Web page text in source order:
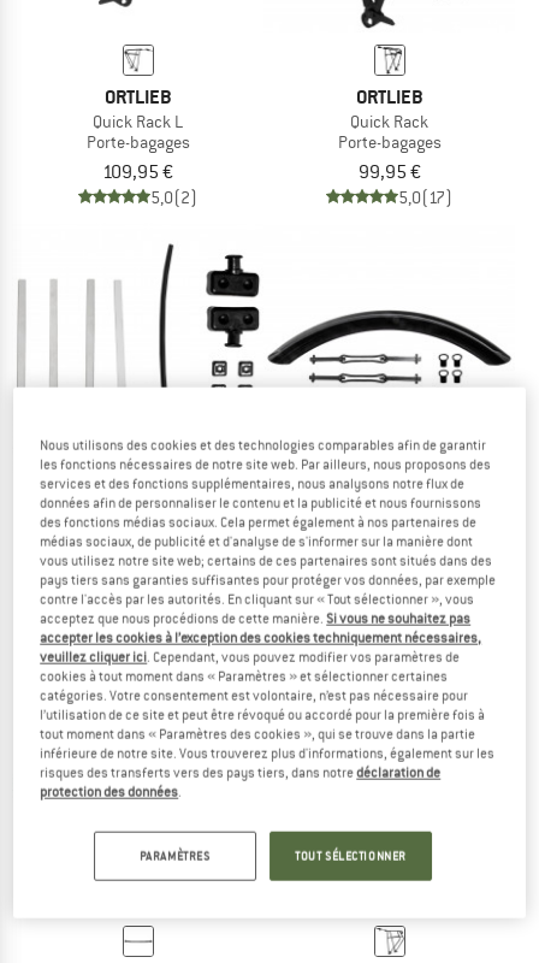
ORTLIEB
Quick Rack L
Porte-bagages
109,95 €
5,0(2)
ORTLIEB
Quick Rack
Porte-bagages
99,95 €
5,0(17)
ORTLIEB
Quick Rack Seat Stay Adapter
Porte-bagages
15,95 €
4,7(3)
ORTLIEB
Quick Rack Mudguard
Porte-bagages
20,95 €
3,7(3)
Nous utilisons des cookies et des technologies comparables afin de garantir
les fonctions nécessaires de notre site web. Par ailleurs, nous proposons des
services et des fonctions supplémentaires, nous analysons notre flux de
données afin de personnaliser le contenu et la publicité et nous fournissons
des fonctions médias sociaux. Cela permet également à nos partenaires de
médias sociaux, de publicité et d'analyse de s'informer sur la manière dont
vous utilisez notre site web; certains de ces partenaires sont situés dans des
pays tiers sans garanties suffisantes pour protéger vos données, par exemple
contre l'accès par les autorités. En cliquant sur « Tout sélectionner », vous
acceptez que nous procédions de cette manière.Si vous ne souhaitez pas
accepter les cookies à l’exception des cookies techniquement nécessaires,
veuillez cliquer ici. Cependant, vous pouvez modifier vos paramètres de
cookies à tout moment dans « Paramètres » et sélectionner certaines
catégories. Votre consentement est volontaire, n’est pas nécessaire pour
l’utilisation de ce site et peut être révoqué ou accordé pour la première fois à
tout moment dans « Paramètres des cookies », qui se trouve dans la partie
inférieure de notre site. Vous trouverez plus d'informations, également sur les
risques des transferts vers des pays tiers, dans notredéclaration de
protection des données.
PARAMÈTRES TOUT SÉLECTIONNER